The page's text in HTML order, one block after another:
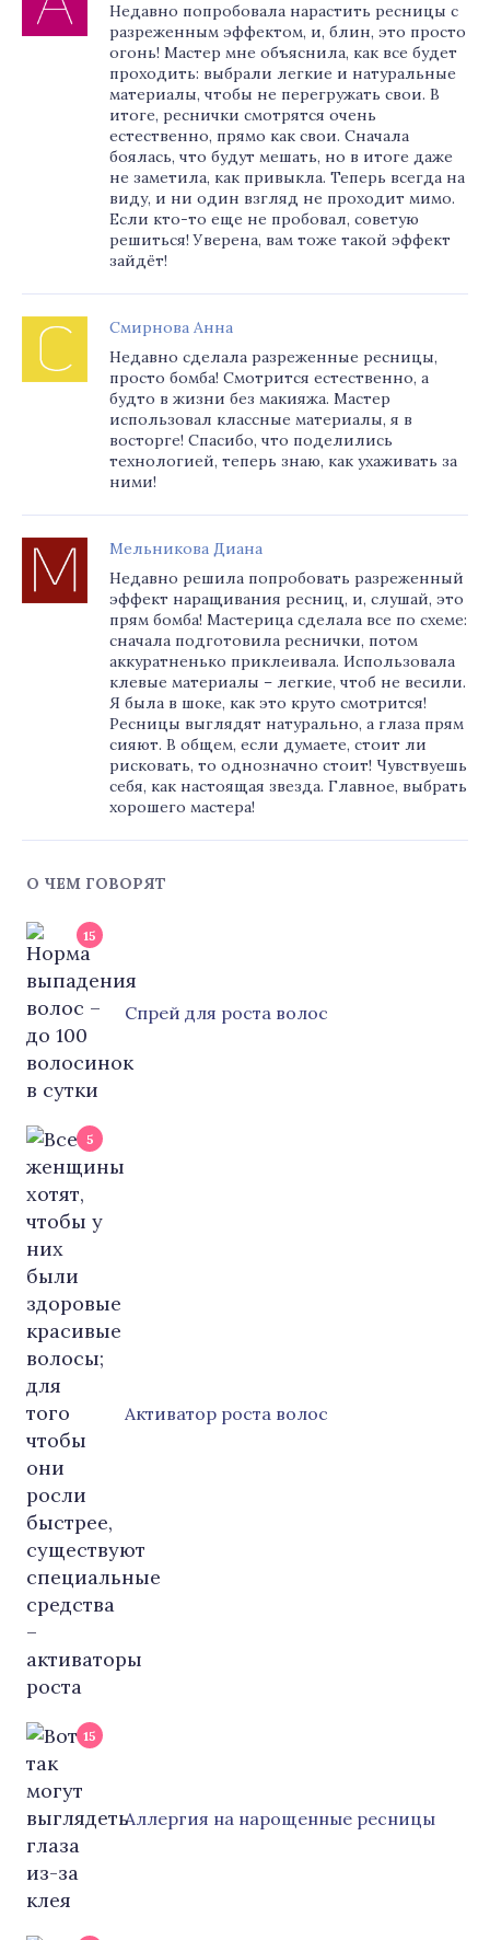
Недавно попробовала нарастить ресницы с
разреженным эффектом, и, блин, это просто
огонь! Мастер мне объяснила, как все будет
проходить: выбрали легкие и натуральные
материалы, чтобы не перегружать свои. В
итоге, реснички смотрятся очень
естественно, прямо как свои. Сначала
боялась, что будут мешать, но в итоге даже
не заметила, как привыкла. Теперь всегда на
виду, и ни один взгляд не проходит мимо.
Если кто-то еще не пробовал, советую
решиться! Уверена, вам тоже такой эффект
зайдёт!
Смирнова Анна
Недавно сделала разреженные ресницы,
просто бомба! Смотрится естественно, а
будто в жизни без макияжа. Мастер
использовал классные материалы, я в
восторге! Спасибо, что поделились
технологией, теперь знаю, как ухаживать за
ними!
Мельникова Диана
Недавно решила попробовать разреженный
эффект наращивания ресниц, и, слушай, это
прям бомба! Мастерица сделала все по схеме:
сначала подготовила реснички, потом
аккуратненько приклеивала. Использовала
клевые материалы – легкие, чтоб не весили.
Я была в шоке, как это круто смотрится!
Ресницы выглядят натурально, а глаза прям
сияют. В общем, если думаете, стоит ли
рисковать, то однозначно стоит! Чувствуешь
себя, как настоящая звезда. Главное, выбрать
хорошего мастера!
О ЧЕМ ГОВОРЯТ
15
Cпрей для роста волос
5
Активатор роста волос
15
Аллергия на нарощенные ресницы